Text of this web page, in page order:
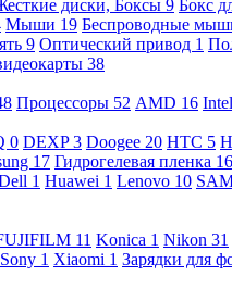
диски, Боксы 9 Бокс
Мыши 19 Беспроводные
9 Оптический привод 1
38
Процессоры 52 AMD 16 Intel
0 DEXP3 Doogee 20 HTC 5
17 Гидрогелевая пленка 16
1 Huawei 1 Lenovo 10
11 Konica 1 Nikon 31
Sony 1 Xiaomi 1 Зарядки для